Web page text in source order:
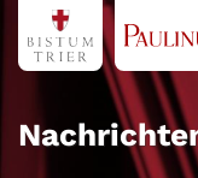
Zum Inhalt springen